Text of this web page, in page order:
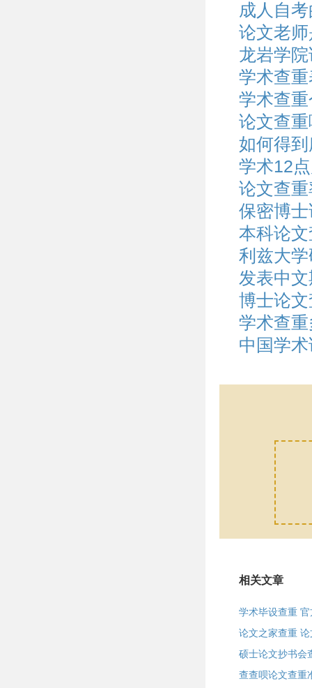
成人自
论文老
龙岩学
学术查
学术查
论文查
如何得
学术12
论文查
保密博
本科论
利兹大
发表中
博士论
学术查
中国学
相关文章
学术毕设查重
论文之家查重
硕士论文抄书会
查查呗论文查重